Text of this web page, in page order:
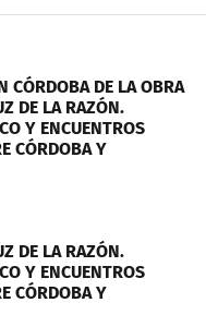
CÓRDOBA DE LA OBRA
DE LA RAZÓN.
Y ENCUENTROS
CÓRDOBA Y
DE LA RAZÓN.
Y ENCUENTROS
CÓRDOBA Y